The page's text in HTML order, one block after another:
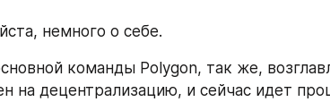
немного о себе.
команды Polygon, так же,
на децентрализацию, и сейчас идет